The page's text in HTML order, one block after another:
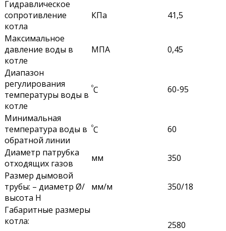
Гидравлическое
сопротивление
котла
КПа 41,5
Максимальное
давление воды в
котле
МПА 0,45
Диапазон
регулирования
температуры воды в
котле
ºС 60-95
Минимальная
температура воды в
обратной линии
ºС 60
Диаметр патрубка
отходящих газов
мм
350
Размер дымовой
трубы: – диаметр Ø/
высота Н
мм/м 350/18
Габаритные размеры
котла:
2580